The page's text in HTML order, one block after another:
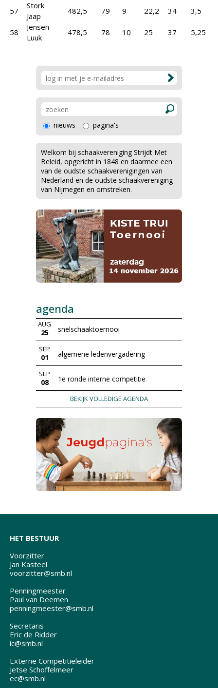
57
Stork
Jaap
482,5 79 9 22,2 34 3,5
58
Jensen
Luuk
478,5 78 10 25 37 5,25
nieuws pagina's
Welkom bij schaakvereniging Strijdt Met
Beleid, opgericht in 1848 en daarmee een
van de oudste schaakverenigingen van
Nederland en de oudste schaakvereniging
van Nijmegen en omstreken.
agenda
AUG
25 snelschaaktoernooi
SEP
01 algemene ledenvergadering
SEP
08 1e ronde interne competitie
BEKIJK VOLLEDIGE AGENDA
HET BESTUUR
Voorzitter
Jan Kasteel
voorzitter@smb.nl
Penningmeester
Paul van Deemen
penningmeester@smb.nl
Secretaris
Eric de Ridder
ic@smb.nl
Externe Competitieleider
Jetse Schoffelmeer
ec@smb.nl